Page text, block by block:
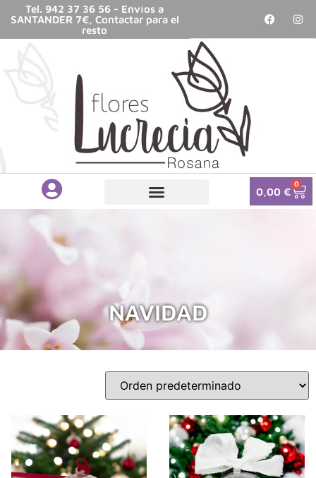
Tel. 942 37 36 56 - Envíos a
SANTANDER 7€, Contactar para el
resto
0,00€
0
NAVIDAD